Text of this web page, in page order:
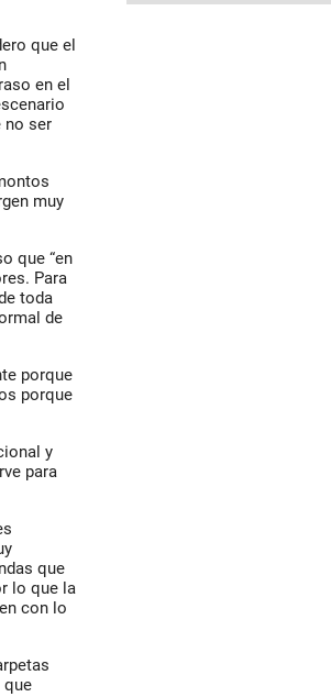
que el
en el
no ser
muy
que “en
Para
toda
de
porque
porque
y
para
que
lo que la
con lo
que